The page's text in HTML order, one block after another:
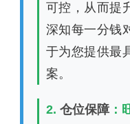
可控，从而提
深知每一分钱
于为您提供最
案。
2.仓位保障 ：